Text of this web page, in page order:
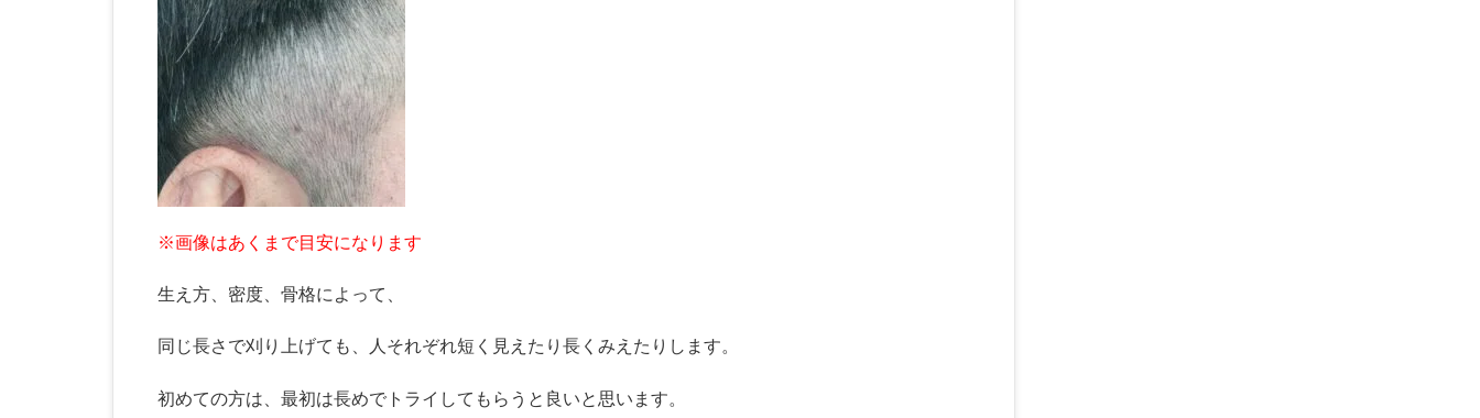
※画像はあくまで目安になります
生え方、密度、骨格によって、
同じ長さで刈り上げても、人それぞれ短く見えたり長くみえたりします。
初めての方は、最初は長めでトライしてもらうと良いと思います。